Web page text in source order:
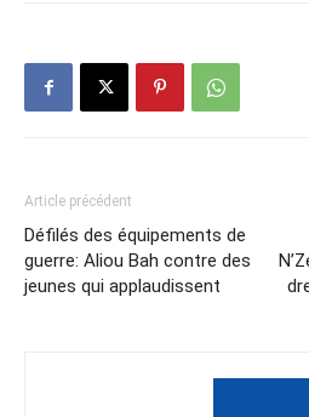
Article précédent
Défilés des équipements de
guerre: Aliou Bah contre des
jeunes qui applaudissent